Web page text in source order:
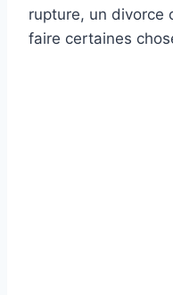
rupture, un divorce
faire certaines